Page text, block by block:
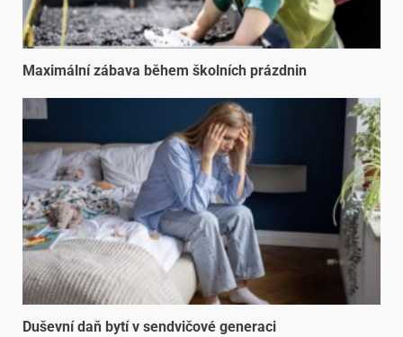
Maximální zábava během školních prázdnin
Duševní daň bytí v sendvičové generaci